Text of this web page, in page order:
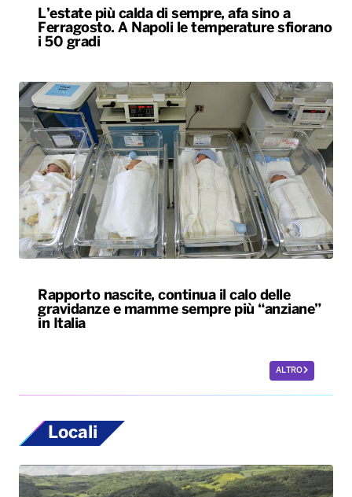
L’estate più calda di sempre, afa sino a
Ferragosto. A Napoli le temperature sfiorano
i 50 gradi
Rapporto nascite, continua il calo delle
gravidanze e mamme sempre più “anziane”
in Italia
ALTRO
Locali